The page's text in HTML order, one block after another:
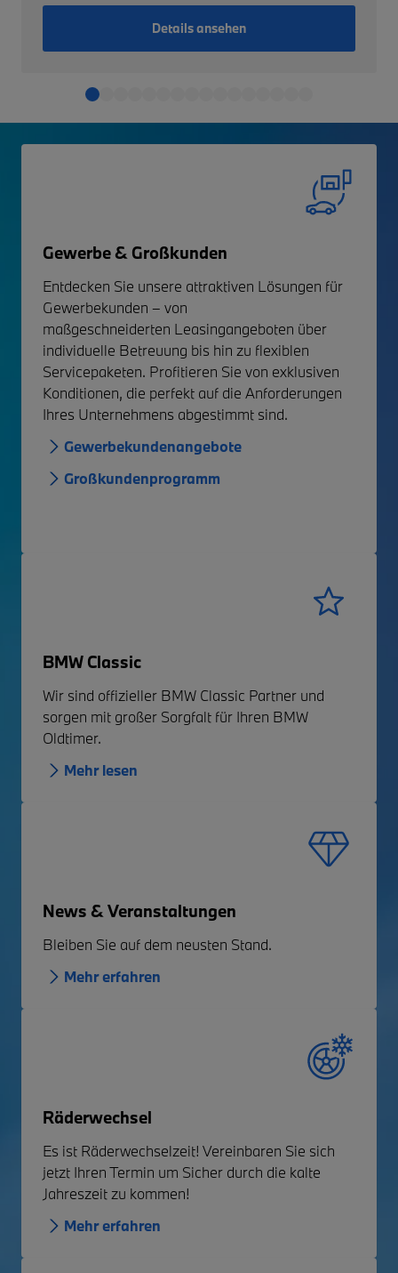
Details ansehen
Gewerbe & Großkunden
Entdecken Sie unsere attraktiven Lösungen für
Gewerbekunden – von
maßgeschneiderten Leasingangeboten über
individuelle Betreuung bis hin zu flexiblen
Servicepaketen. Profitieren Sie von exklusiven
Konditionen, die perfekt auf die Anforderungen
Ihres Unternehmens abgestimmt sind.
Gewerbekundenangebote
Großkundenprogramm
BMW Classic
Wir sind offizieller BMW Classic Partner und
sorgen mit großer Sorgfalt für Ihren BMW
Oldtimer.
Mehr lesen
News & Veranstaltungen
Bleiben Sie auf dem neusten Stand.
Mehr erfahren
Räderwechsel
Es ist Räderwechselzeit! Vereinbaren Sie sich
jetzt Ihren Termin um Sicher durch die kalte
Jahreszeit zu kommen!
Mehr erfahren